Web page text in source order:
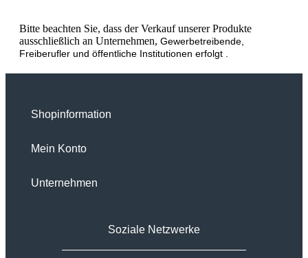
Bitte beachten Sie, dass der Verkauf unserer Produkte
ausschließlich an Unternehmen, Gewerbetreibende,
Freiberufler und öffentliche Institutionen erfolgt .
Shopinformation
Mein Konto
Unternehmen
Soziale Netzwerke